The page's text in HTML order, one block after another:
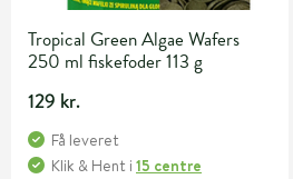
Tropical Green Algae Wafers
250 ml fiskefoder 113 g
129 kr.
Få leveret
Klik & Hent i 15 centre